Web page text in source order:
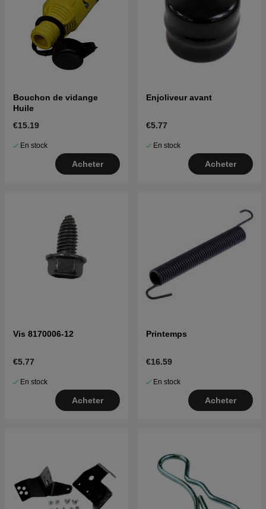
Bouchon de vidange
Huile
€15.19
En stock
Acheter
Enjoliveur avant
€5.77
En stock
Acheter
Vis 8170006-12
€5.77
En stock
Acheter
Printemps
€16.59
En stock
Acheter